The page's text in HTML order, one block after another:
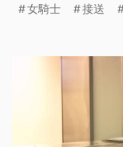
女騎士 接送